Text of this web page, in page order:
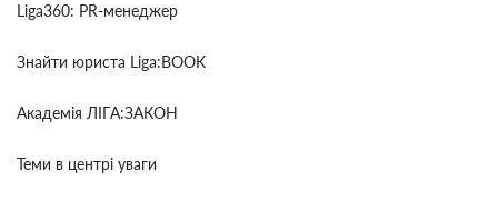
Liga360: PR-менеджер
Знайти юриста Liga:BOOK
Академія ЛІГА:ЗАКОН
Теми в центрі уваги